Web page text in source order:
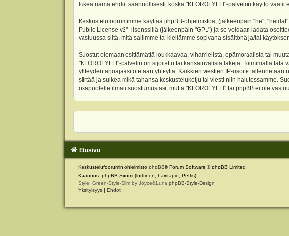
lukea nämä ehdot säännöllisesti, koska "KLOROFYLLI"-palvelun käyttö
Keskustelufoorumimme käyttää phpBB-ohjelmistoa, (jälkeenpäin "he",
Public License v2" -lisenssillä (jälkeenpäin "GPL") ja se voidaan ladata
vastuussa siitä, mitä sallimme tai kiellämme sopivana sisältönä ja/tai
Suostut olemaan esittämättä loukkaavaa, vihamielistä, epämoraalista tai
"KLOROFYLLI"-palvelin on sijoitettu tai kansainvälisiä lakeja. Toimimalla
yhteydentarjoajaasi otetaan yhteyttä. Kaikkien viestien IP-osoite tallennetaan
siirtää ja sulkea mikä tahansa keskusteluketju tai viesti niin halutessamme.
osapuolelle ilman suostumustasi, mutta "KLOROFYLLI" tai phpBB ei ole
Etusivu
Keskustelufoorumin ohjelmisto phpBB® Forum Software © phpBB Limited
Käännös: phpBB Suomi (lurttinen, harritapio, Pettis)
Style: Green-Style-Slim by Joyce&Luna phpBB-Style-Design
Yksityisyys | Ehdot